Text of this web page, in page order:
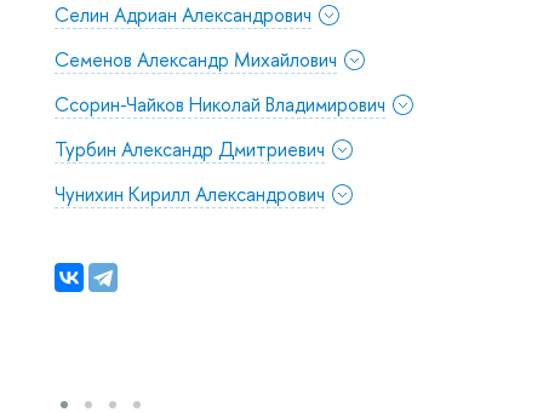
Селин Адриан Александрович
Семенов Александр Михайлович
Ссорин-Чайков Николай Владимирович
Турбин Александр Дмитриевич
Чунихин Кирилл Александрович